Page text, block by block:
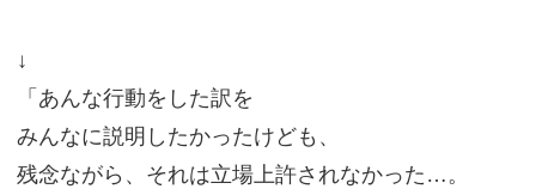
↓
「あんな行動をした訳を
みんなに説明したかったけども、
残念ながら、それは立場上許されなかった…。